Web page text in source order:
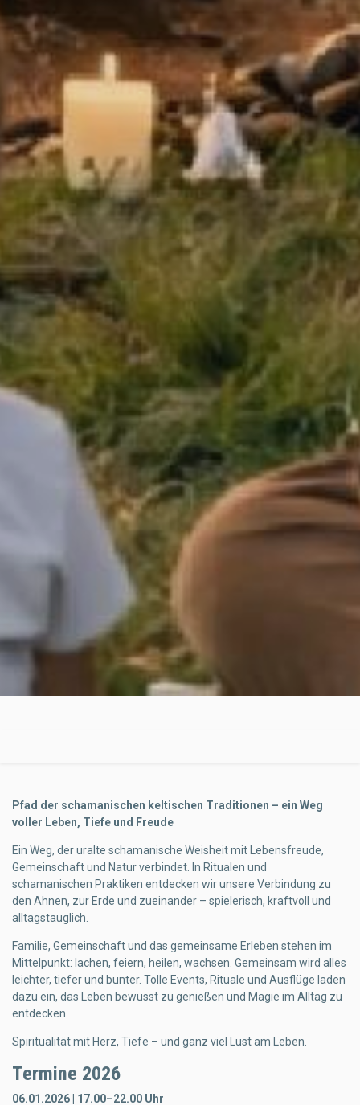
Pfad der schamanischen keltischen Traditionen – ein Weg
voller Leben, Tiefe und Freude
Ein Weg, der uralte schamanische Weisheit mit Lebensfreude,
Gemeinschaft und Natur verbindet. In Ritualen und
schamanischen Praktiken entdecken wir unsere Verbindung zu
den Ahnen, zur Erde und zueinander – spielerisch, kraftvoll und
alltagstauglich.
Familie, Gemeinschaft und das gemeinsame Erleben stehen im
Mittelpunkt: lachen, feiern, heilen, wachsen. Gemeinsam wird alles
leichter, tiefer und bunter. Tolle Events, Rituale und Ausflüge laden
dazu ein, das Leben bewusst zu genießen und Magie im Alltag zu
entdecken.
Spiritualität mit Herz, Tiefe – und ganz viel Lust am Leben.
Termine 2026
06.01.2026 | 17.00–22.00 Uhr